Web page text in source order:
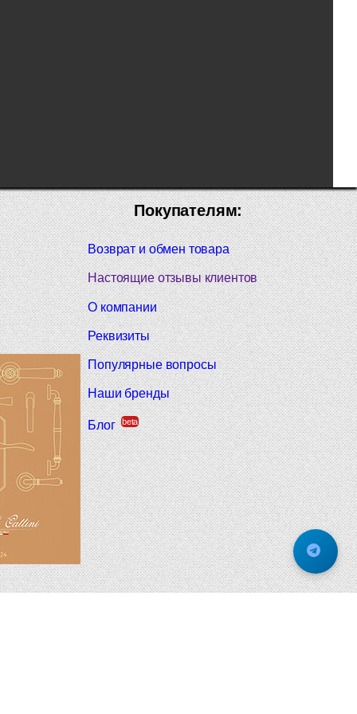
Покупателям:
Возврат и обмен товара
Настоящие отзывы клиентов
О компании
Реквизиты
Популярные вопросы
Наши бренды
Блог beta